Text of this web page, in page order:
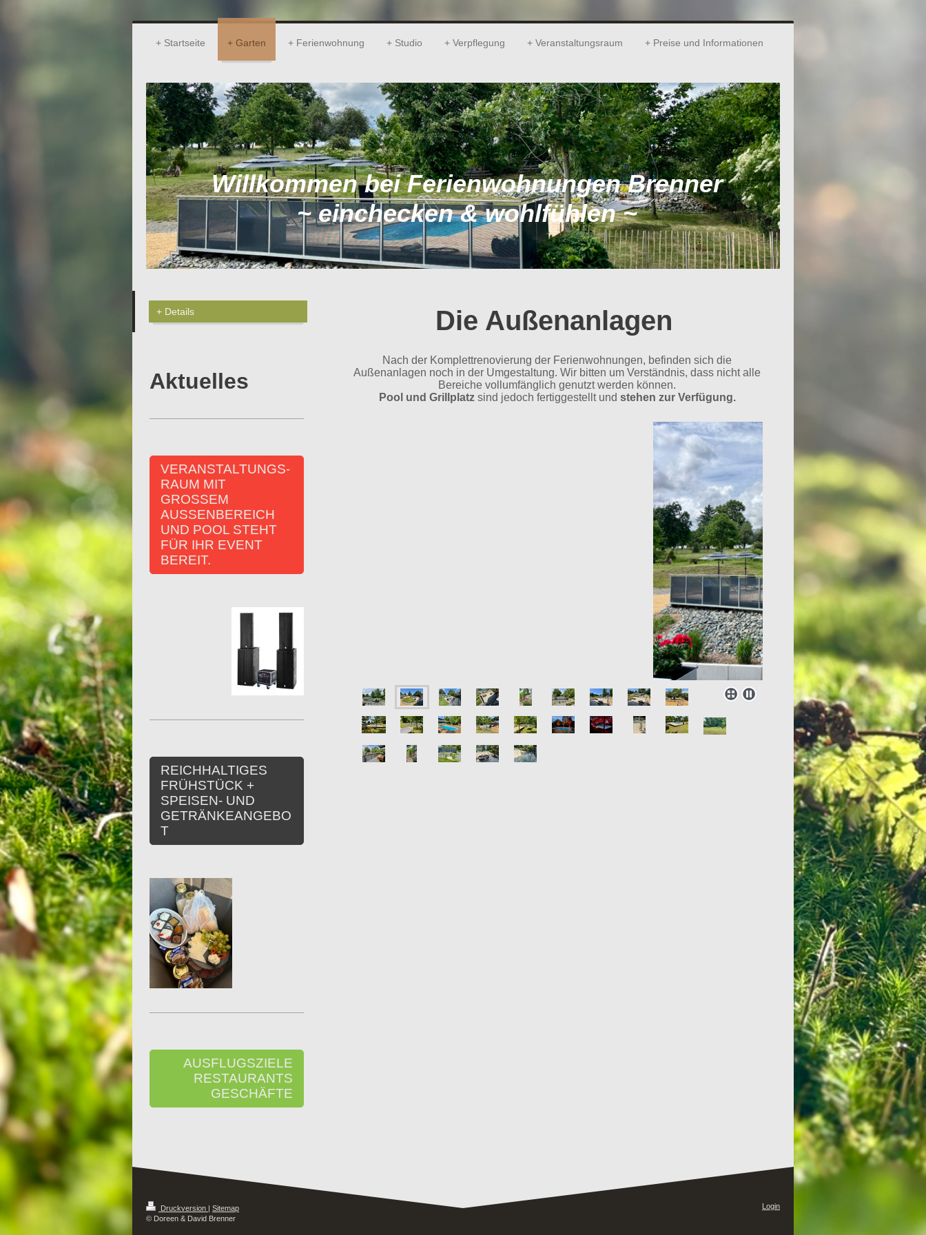
Startseite Garten Ferienwohnung Studio Verpflegung Veranstaltungsraum Preise und Informationen
Willkommen bei Ferienwohnungen Brenner
~ einchecken & wohlfühlen ~
Die Außenanlagen
Nach der Komplettrenovierung der Ferienwohnungen, befinden sich die
Außenanlagen noch in der Umgestaltung. Wir bitten um Verständnis, dass nicht alle
Bereiche vollumfänglich genutzt werden können.
Pool und Grillplatzsind jedoch fertiggestellt und stehen zur Verfügung.
Details
Aktuelles
VERANSTALTUNGS-
RAUM MIT
GROSSEM
AUSSENBEREICH
UND POOL STEHT
FÜR IHR EVENT
BEREIT.
REICHHALTIGES
FRÜHSTÜCK +
SPEISEN- UND
GETRÄNKEANGEBO
T
AUSFLUGSZIELE
RESTAURANTS
GESCHÄFTE
Druckversion
Sitemap
© Doreen & David Brenner
Login